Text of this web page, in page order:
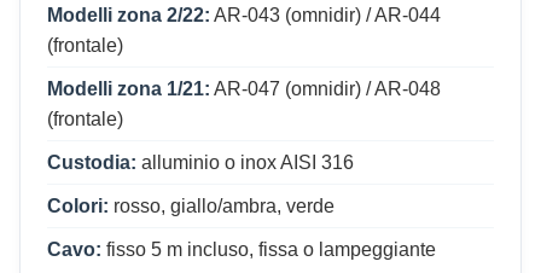
Modelli zona 2/22: AR-043 (omnidir) / AR-044
(frontale)
Modelli zona 1/21: AR-047 (omnidir) / AR-048
(frontale)
Custodia: alluminio o inox AISI 316
Colori: rosso, giallo/ambra, verde
Cavo: fisso 5 m incluso, fissa o lampeggiante